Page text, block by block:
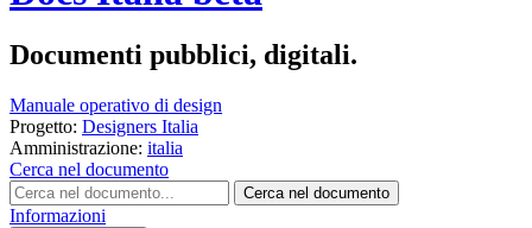
Documenti pubblici, digitali.
Manuale operativo di design
Progetto: Designers Italia
Amministrazione: italia
Cerca nel documento
Cerca nel documento
Informazioni